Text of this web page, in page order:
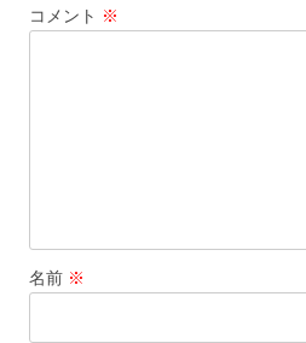
コメント ※
名前 ※